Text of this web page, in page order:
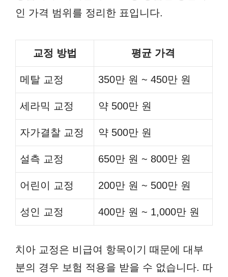
인 가격 범위를 정리한 표입니다.
교정 방법 평균 가격
메탈 교정 350만 원 ~ 450만 원
세라믹 교정 약 500만 원
자가결찰 교정 약 500만 원
설측 교정 650만 원 ~ 800만 원
어린이 교정 200만 원 ~ 500만 원
성인 교정 400만 원 ~ 1,000만 원
치아 교정은 비급여 항목이기 때문에 대부
분의 경우 보험 적용을 받을 수 없습니다. 따